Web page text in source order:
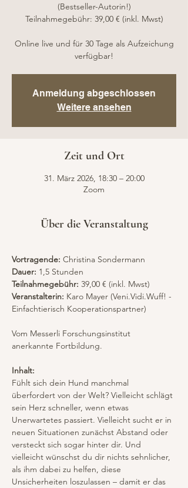
(Bestseller-Autorin!)
Teilnahmegebühr: 39,00 € (inkl. Mwst)
Online live und für 30 Tage als Aufzeichung
verfügbar!
Anmeldung abgeschlossen
Weitere ansehen
Zeit und Ort
31. März 2026, 18:30 – 20:00
Zoom
Über die Veranstaltung
Vortragende: Christina Sondermann
Dauer: 1,5 Stunden
Teilnahmegebühr: 39,00 € (inkl. Mwst)
Veranstalterin: Karo Mayer (Veni.Vidi.Wuff! -
Einfachtierisch Kooperationspartner)
Vom Messerli Forschungsinstitut
anerkannte Fortbildung.
Inhalt:
Fühlt sich dein Hund manchmal
überfordert von der Welt? Vielleicht schlägt
sein Herz schneller, wenn etwas
Unerwartetes passiert. Vielleicht sucht er in
neuen Situationen zunächst Abstand oder
versteckt sich sogar hinter dir. Und
vielleicht wünschst du dir nichts sehnlicher,
als ihm dabei zu helfen, diese
Unsicherheiten loszulassen – damit er das